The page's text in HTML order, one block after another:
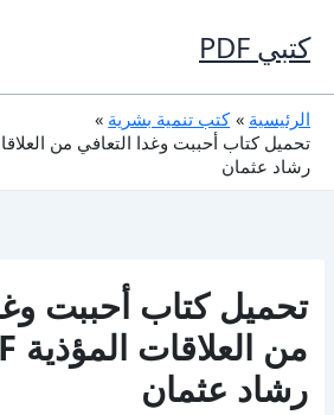
إلى
المحتوى
كتبي PDF
الرئيسية
كتب تنمية بشرية
رشاد عثمان
تحميل كتاب أحببت
رشاد عثمان